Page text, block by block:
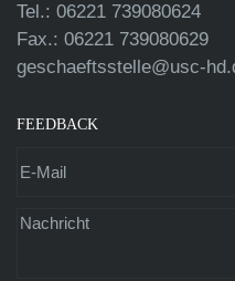
Tel.: 06221 739080624
Fax.: 06221 739080629
geschaeftsstelle@usc-
FEEDBACK